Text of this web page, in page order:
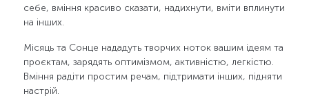
себе, вміння красиво сказати, надихнути, вміти вплинути
на інших.
Місяць та Сонце нададуть творчих ноток вашим ідеям та
проєктам, зарядять оптимізмом, активністю, легкістю.
Вміння радіти простим речам, підтримати інших, підняти
настрій.